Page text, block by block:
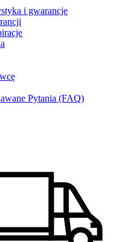
i gwarancje
Pytania (FAQ)